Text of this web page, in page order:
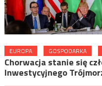
EUROPA GOSPODARKA
Chorwacja stanie się
Inwestycyjnego